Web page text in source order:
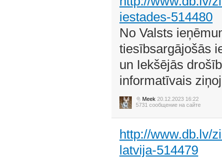
iestades-514480
No Valsts
tiesībsargājošās
un Iekšējās
informatīvais
Meek 20.12.2023 16:22
5731 сообщение на сайте
http://www.db.lv/
latvija-514479